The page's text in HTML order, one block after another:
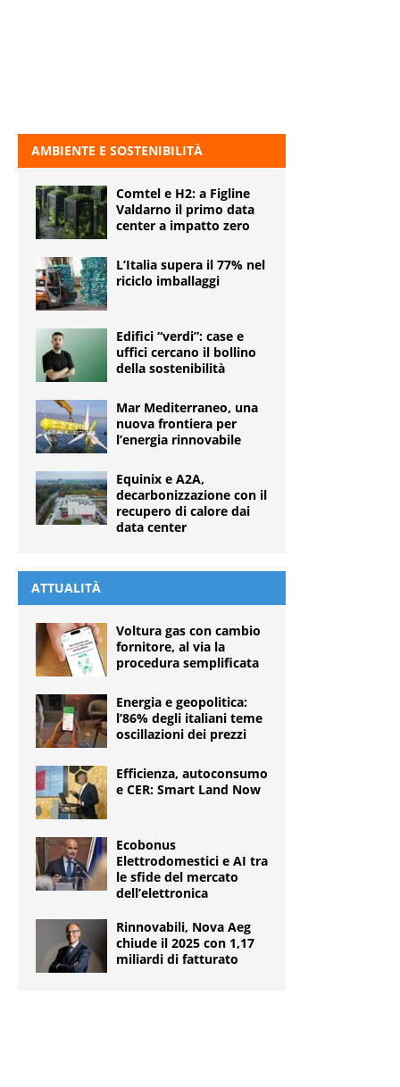
AMBIENTE E SOSTENIBILITÀ
Comtel e H2: a Figline
Valdarno il primo data
center a impatto zero
L’Italia supera il 77% nel
riciclo imballaggi
Edifici “verdi”: case e
uffici cercano il bollino
della sostenibilità
Mar Mediterraneo, una
nuova frontiera per
l’energia rinnovabile
Equinix e A2A,
decarbonizzazione con il
recupero di calore dai
data center
ATTUALITÀ
Voltura gas con cambio
fornitore, al via la
procedura semplificata
Energia e geopolitica:
l’86% degli italiani teme
oscillazioni dei prezzi
Efficienza, autoconsumo
e CER: Smart Land Now
Ecobonus
Elettrodomestici e AI tra
le sfide del mercato
dell’elettronica
Rinnovabili, Nova Aeg
chiude il 2025 con 1,17
miliardi di fatturato